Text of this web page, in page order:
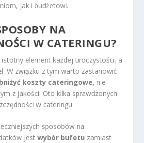
jak i budżetowi.
NA
W CATERINGU?
element każdej uroczystości, a
W związku z tym warto zastanowić
koszty cateringowe, nie
z jakości. Oto kilka sprawdzonych
w cateringu.
sposobów na
jestwybór bufetu zamiast